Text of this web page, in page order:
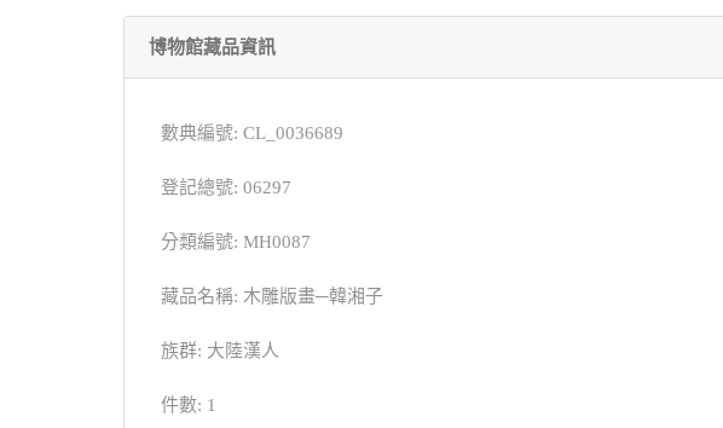
博物館藏品資訊
數典編號: CL_0036689
登記總號: 06297
分類編號: MH0087
藏品名稱: 木雕版畫─韓湘子
族群: 大陸漢人
件數: 1